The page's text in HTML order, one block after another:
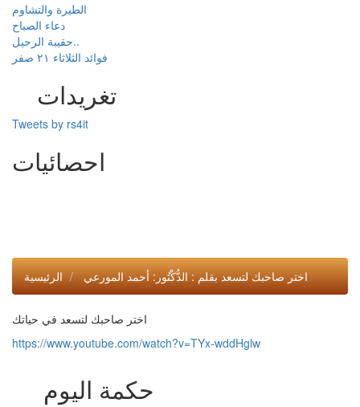
الطيرة والتشاوم
دعاء الصباح
حقيبة الرحيل..
فوائد الثلاثاء ٢١ صفر
تغريدات
Tweets by rs4it
احصائيات
الرئيسية اختر صاحبك لتسعد بقلم : الدُّكْتُور: أحمد المورعي
اختر صاحبك لتسعد في حياتك
https://www.youtube.com/watch?v=TYx-wddHglw
حكمة اليوم